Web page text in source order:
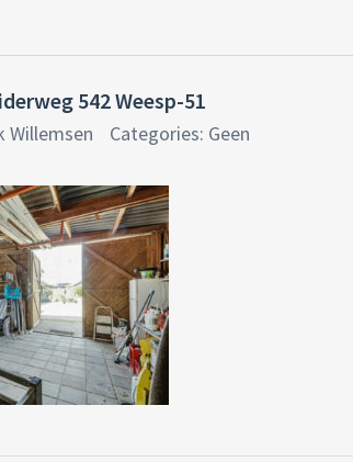
542 Weesp-51
Willemsen Categories: Geen